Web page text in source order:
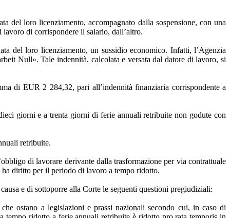
del loro licenziamento, accompagnato dalla sospensione, con una
di corrispondere il salario, dall’altro.
del loro licenziamento, un sussidio economico. Infatti, l’Agenzia
Null». Tale indennità, calcolata e versata dal datore di lavoro, si
di EUR 2 284,32, pari all’indennità finanziaria corrispondente a
giorni e a trenta giorni di ferie annuali retribuite non godute con
retribuite.
di lavorare derivante dalla trasformazione per via contrattuale
diritto per il periodo di lavoro a tempo ridotto.
e di sottoporre alla Corte le seguenti questioni pregiudiziali:
ostano a legislazioni e prassi nazionali secondo cui, in caso di